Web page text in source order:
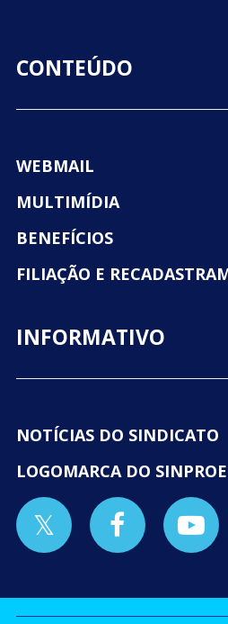
CONTEÚDO
WEBMAIL
MULTIMÍDIA
BENEFÍCIOS
FILIAÇÃO E
INFORMATIVO
NOTÍCIAS DO SINDICATO
LOGOMARCA DO